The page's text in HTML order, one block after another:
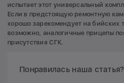
испытает этот универсальный
Если в предстоящую ремонтную
хорошо зарекомендует на бийских
возможно, аналогичные прицепы
присутствия СГК.
Понравилась наша